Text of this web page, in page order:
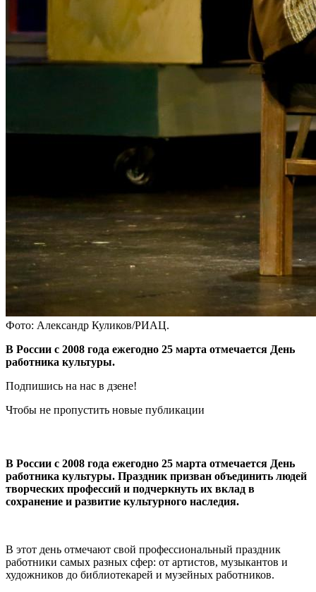
Фото: Александр Куликов/РИАЦ.
В России с 2008 года ежегодно 25 марта отмечается День
работника культуры.
Подпишись на нас в дзене!
Чтобы не пропустить новые публикации
В России с 2008 года ежегодно 25 марта отмечается День
работника культуры. Праздник призван объединить людей
творческих профессий и подчеркнуть их вклад в
сохранение и развитие культурного наследия.
В этот день отмечают свой профессиональный праздник
работники самых разных сфер: от артистов, музыкантов и
художников до библиотекарей и музейных работников.